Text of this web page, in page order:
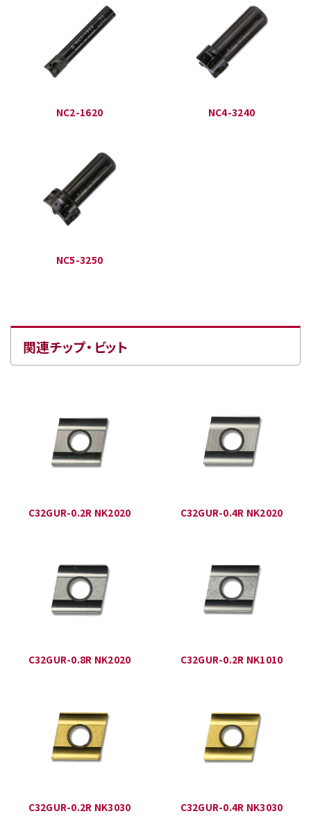
NC2-1620 NC4-3240
NC5-3250
関連チップ・ビット
C32GUR-0.2R NK2020 C32GUR-0.4R NK2020
C32GUR-0.8R NK2020 C32GUR-0.2R NK1010
C32GUR-0.2R NK3030 C32GUR-0.4R NK3030